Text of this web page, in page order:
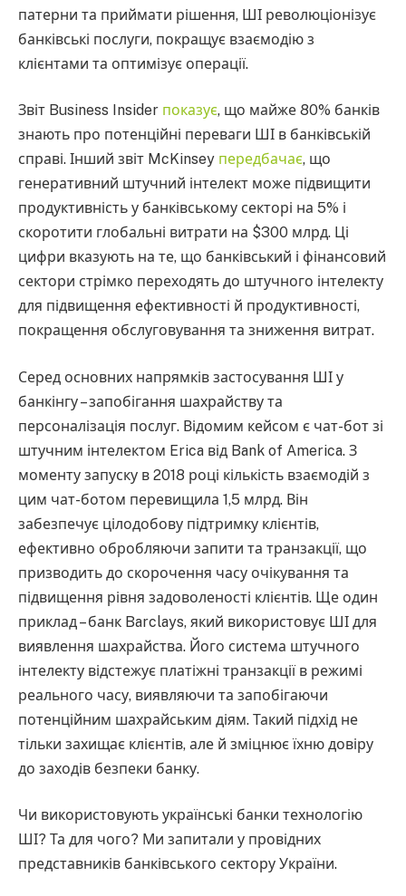
патерни та приймати рішення, ШІ революціонізує
банківські послуги, покращує взаємодію з
клієнтами та оптимізує операції.
Звіт Business Insider показує, що майже 80% банків
знають про потенційні переваги ШІ в банківській
справі. Інший звіт McKinsey передбачає, що
генеративний штучний інтелект може підвищити
продуктивність у банківському секторі на 5% і
скоротити глобальні витрати на $300 млрд. Ці
цифри вказують на те, що банківський і фінансовий
сектори стрімко переходять до штучного інтелекту
для підвищення ефективності й продуктивності,
покращення обслуговування та зниження витрат.
Серед основних напрямків застосування ШІ у
банкінгу – запобігання шахрайству та
персоналізація послуг. Відомим кейсом є чат-бот зі
штучним інтелектом Erica від Bank of America. З
моменту запуску в 2018 році кількість взаємодій з
цим чат-ботом перевищила 1,5 млрд. Він
забезпечує цілодобову підтримку клієнтів,
ефективно обробляючи запити та транзакції, що
призводить до скорочення часу очікування та
підвищення рівня задоволеності клієнтів. Ще один
приклад – банк Barclays, який використовує ШІ для
виявлення шахрайства. Його система штучного
інтелекту відстежує платіжні транзакції в режимі
реального часу, виявляючи та запобігаючи
потенційним шахрайським діям. Такий підхід не
тільки захищає клієнтів, але й зміцнює їхню довіру
до заходів безпеки банку.
Чи використовують українські банки технологію
ШІ? Та для чого? Ми запитали у провідних
представників банківського сектору України.